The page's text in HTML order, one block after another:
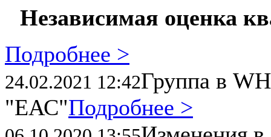
Независимая оценка
Подробнее >
24.02.2021 12:42Группа в
"ЕАС"Подробнее >